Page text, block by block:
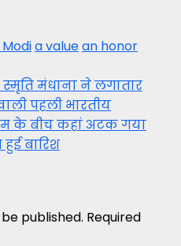
a valuean honor
स्मृति मंधाना ने लगातार
पहली भारतीय
के बीच कहां अटक गया
बारिश
published. Required